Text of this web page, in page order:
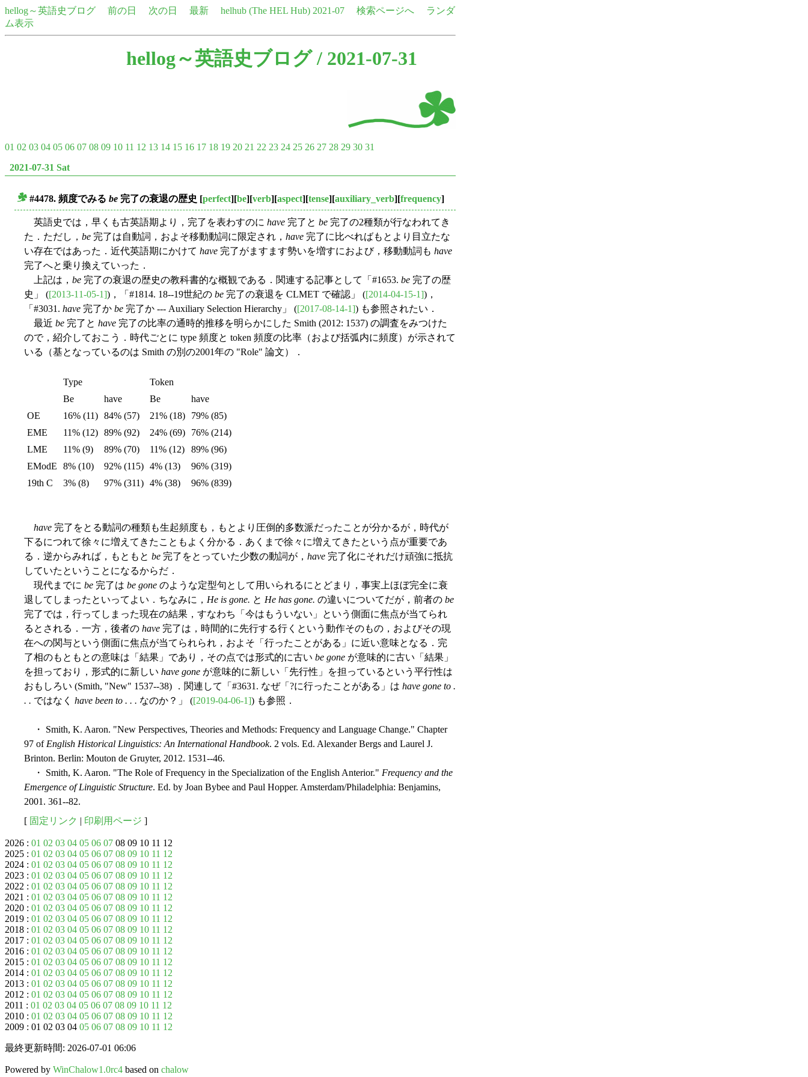
hellog～英語史ブログ 前の日 次の日 最新 helhub (The HEL Hub) 2021-07 検索ページへ
ランダ
ム表示
hellog～英語史ブログ/ 2021-07-31
01 02 03 04 05 06 07 08 09 10 11 12 13 14 15 16 17 18 19 20 21 22 23 24 25 26 27 28 29 30 31
2021-07-31 Sat
#4478. 頻度でみる be 完了の衰退の歴史 [perfect][be][verb][aspect][tense][auxiliary_verb][frequency]
英語史では，早くも古英語期より，完了を表わすのに have 完了と be 完了の2種類が行なわれてき
た．ただし， be 完了は自動詞，およそ移動動詞に限定され， have 完了に比べればもとより目立たな
い存在ではあった．近代英語期にかけて have 完了がますます勢いを増すにおよび，移動動詞も have
完了へと乗り換えていった．
上記は， be 完了の衰退の歴史の教科書的な概観である．関連する記事として「#1653. be 完了の歴
史」 ([2013-11-05-1])，「#1814. 18--19世紀の be 完了の衰退を CLMET で確認」 ([2014-04-15-1])，
「#3031. have 完了か be 完了か --- Auxiliary Selection Hierarchy」 ([2017-08-14-1]) も参照されたい．
最近 be 完了と have 完了の比率の通時的推移を明らかにした Smith (2012: 1537) の調査をみつけた
ので，紹介しておこう．時代ごとに type 頻度と token 頻度の比率（および括弧内に頻度）が示されて
いる（基となっているのは Smith の別の2001年の "Role" 論文）．
Type
Token
Be
have Be
have
OE
16% (11) 84% (57) 21% (18)
79% (85)
EME
11% (12) 89% (92) 24% (69)
76% (214)
LME
11% (9) 89% (70) 11% (12)
89% (96)
EModE
8% (10) 92% (115) 4% (13)
96% (319)
19th C
3% (8) 97% (311) 4% (38) 96% (839)
have 完了をとる動詞の種類も生起頻度も，もとより圧倒的多数派だったことが分かるが，時代が
下るにつれて徐々に増えてきたこともよく分かる．あくまで徐々に増えてきたという点が重要であ
る．逆からみれば，もともと be 完了をとっていた少数の動詞が， have 完了化にそれだけ頑強に抵抗
していたということになるからだ．
現代までに be 完了は be gone のような定型句として用いられるにとどまり，事実上ほぼ完全に衰
退してしまったといってよい．ちなみに， He is gone. と He has gone. の違いについてだが，前者の be
完了では，行ってしまった現在の結果，すなわち「今はもういない」という側面に焦点が当てられ
るとされる．一方，後者の have 完了は，時間的に先行する行くという動作そのもの，およびその現
在への関与という側面に焦点が当てられられ，およそ「行ったことがある」に近い意味となる．完
了相のもともとの意味は「結果」であり，その点では形式的に古い be gone が意味的に古い「結果」
を担っており，形式的に新しい have gone が意味的に新しい「先行性」を担っているという平行性は
おもしろい (Smith, "New" 1537--38) ．関連して「#3631. なぜ「?に行ったことがある」は have gone to .
. . ではなく have been to . . . なのか？」 ([2019-04-06-1]) も参照．
・ Smith, K. Aaron. "New Perspectives, Theories and Methods: Frequency and Language Change." Chapter
97 of English Historical Linguistics: An International Handbook. 2 vols. Ed. Alexander Bergs and Laurel J.
Brinton. Berlin: Mouton de Gruyter, 2012. 1531--46.
・ Smith, K. Aaron. "The Role of Frequency in the Specialization of the English Anterior." Frequency and the
Emergence of Linguistic Structure. Ed. by Joan Bybee and Paul Hopper. Amsterdam/Philadelphia: Benjamins,
2001. 361--82.
[ 固定リンク | 印刷用ページ ]
2026 : 01 02 03 04 05 06 07 08 09 10 11 12
2025 : 01 02 03 04 05 06 07 08 09 10 11 12
2024 : 01 02 03 04 05 06 07 08 09 10 11 12
2023 : 01 02 03 04 05 06 07 08 09 10 11 12
2022 : 01 02 03 04 05 06 07 08 09 10 11 12
2021 : 01 02 03 04 05 06 07 08 09 10 11 12
2020 : 01 02 03 04 05 06 07 08 09 10 11 12
2019 : 01 02 03 04 05 06 07 08 09 10 11 12
2018 : 01 02 03 04 05 06 07 08 09 10 11 12
2017 : 01 02 03 04 05 06 07 08 09 10 11 12
2016 : 01 02 03 04 05 06 07 08 09 10 11 12
2015 : 01 02 03 04 05 06 07 08 09 10 11 12
2014 : 01 02 03 04 05 06 07 08 09 10 11 12
2013 : 01 02 03 04 05 06 07 08 09 10 11 12
2012 : 01 02 03 04 05 06 07 08 09 10 11 12
2011 : 01 02 03 04 05 06 07 08 09 10 11 12
2010 : 01 02 03 04 05 06 07 08 09 10 11 12
2009 : 01 02 03 04 05 06 07 08 09 10 11 12
最終更新時間: 2026-07-01 06:06
Powered by WinChalow1.0rc4 based on chalow